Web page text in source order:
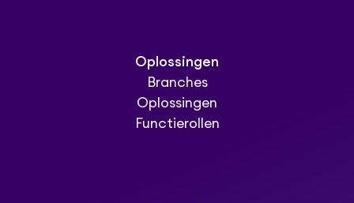
Oplossingen
Branches
Oplossingen
Functierollen